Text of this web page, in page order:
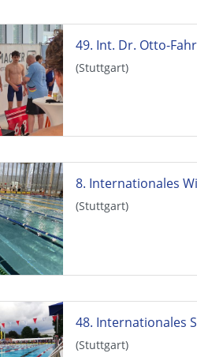
49. Int. Dr. Otto-
(Stuttgart)
8. Internationales
(Stuttgart)
(Stuttgart)